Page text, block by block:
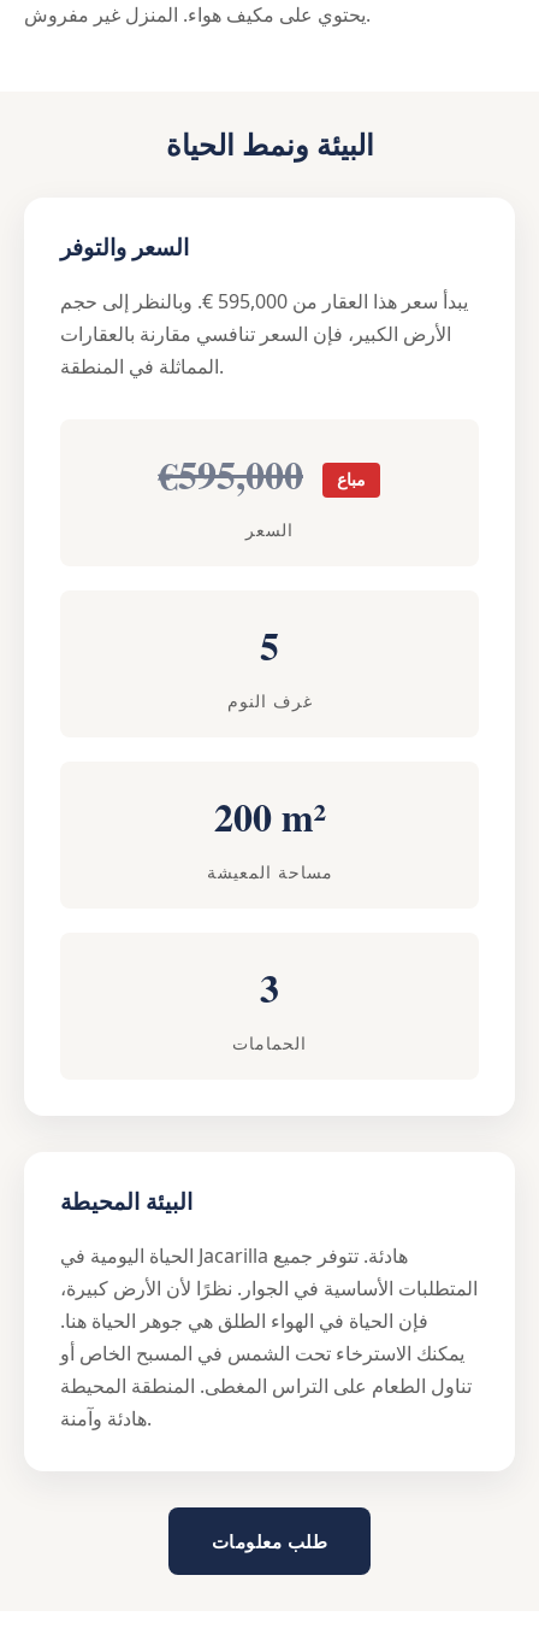
يحتوي على مكيف هواء. المنزل غير مفروش.
البيئة ونمط الحياة
السعر والتوفر
يبدأ سعر هذا العقار من 595,000 €. وبالنظر إلى حجم
الأرض الكبير، فإن السعر تنافسي مقارنة بالعقارات
المماثلة في المنطقة.
€595,000 مباع
السعر
5
غرف النوم
200 m²
مساحة المعيشة
3
الحمامات
البيئة المحيطة
الحياة اليومية في Jacarilla هادئة. تتوفر جميع
المتطلبات الأساسية في الجوار. نظرًا لأن الأرض كبيرة،
فإن الحياة في الهواء الطلق هي جوهر الحياة هنا.
يمكنك الاسترخاء تحت الشمس في المسبح الخاص أو
تناول الطعام على التراس المغطى. المنطقة المحيطة
هادئة وآمنة.
طلب معلومات